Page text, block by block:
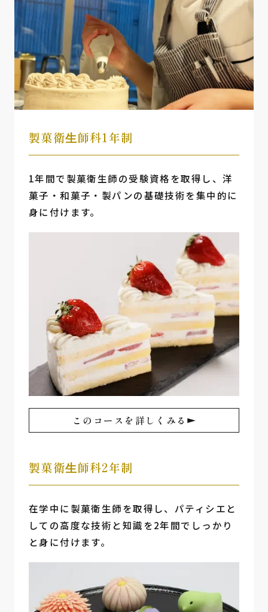
製菓衛⽣師科1年制
1年間で製菓衛生師の受験資格を取得し、洋
菓子・和菓子・製パンの基礎技術を集中的に
身に付けます。
このコースを詳しくみる
製菓衛⽣師科2年制
在学中に製菓衛生師を取得し、パティシエと
しての高度な技術と知識を2年間でしっかり
と身に付けます。